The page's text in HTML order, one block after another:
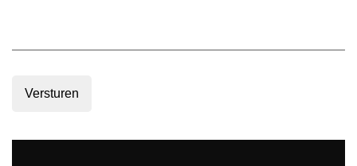
Versturen